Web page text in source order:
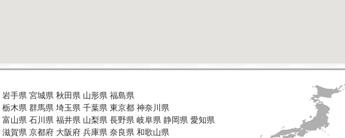
岩手県 宮城県 秋田県 山形県 福島県
栃木県 群馬県 埼玉県 千葉県 東京都 神奈川県
富山県 石川県 福井県 山梨県 長野県 岐阜県 静岡県 愛知県
滋賀県 京都府 大阪府 兵庫県 奈良県 和歌山県